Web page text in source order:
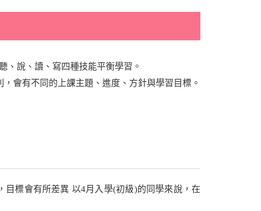
、說、讀、寫四種技能平衡學習。
會有不同的上課主題、進度、方針與學習目標。
目標會有所差異 以4月入學(初級)的同學來說，在